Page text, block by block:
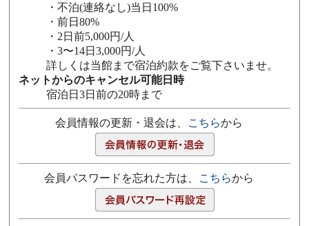
・不泊(連絡なし)当日100%
・前日80%
・2日前5,000円/人
・3〜14日3,000円/人
詳しくは当館まで宿泊約款をご覧下さいませ。
ネットからのキャンセル可能日時
宿泊日3日前の20時まで
会員情報の更新・退会は、 こちらから
会員パスワードを忘れた方は、 こちらから